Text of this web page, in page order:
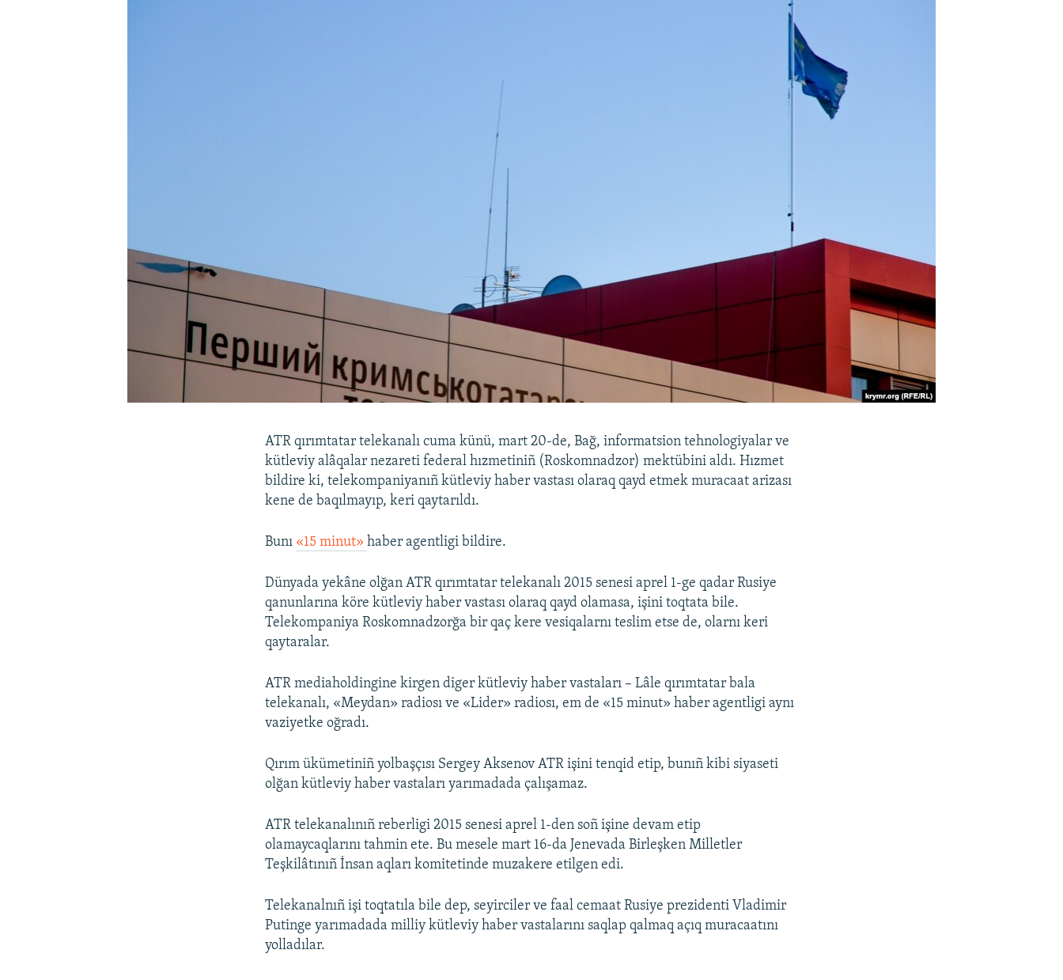
ATR qırımtatar telekanalı cuma künü, mart 20-de, Bağ, informatsion tehnologiyalar ve
kütleviy alâqalar nezareti federal hızmetiniñ (Roskomnadzor) mektübini aldı. Hızmet
bildire ki, telekompaniyanıñ kütleviy haber vastası olaraq qayd etmek muracaat arizası
kene de baqılmayıp, keri qaytarıldı.
Bunı «15 minut»haber agentligi bildire.
Dünyada yekâne olğan ATR qırımtatar telekanalı 2015 senesi aprel 1-ge qadar Rusiye
qanunlarına köre kütleviy haber vastası olaraq qayd olamasa, işini toqtata bile.
Telekompaniya Roskomnadzorğa bir qaç kere vesiqalarnı teslim etse de, olarnı keri
qaytaralar.
ATR mediaholdingine kirgen diger kütleviy haber vastaları – Lâle qırımtatar bala
telekanalı, «Meydan» radiosı ve «Lider» radiosı, em de «15 minut» haber agentligi aynı
vaziyetke oğradı.
Qırım ükümetiniñ yolbaşçısı Sergey Aksenov ATR işini tenqid etip, bunıñ kibi siyaseti
olğan kütleviy haber vastaları yarımadada çalışamaz.
ATR telekanalınıñ reberligi 2015 senesi aprel 1-den soñ işine devam etip
olamaycaqlarını tahmin ete. Bu mesele mart 16-da Jenevada Birleşken Milletler
Teşkilâtınıñ İnsan aqları komitetinde muzakere etilgen edi.
Telekanalnıñ işi toqtatıla bile dep, seyirciler ve faal cemaat Rusiye prezidenti Vladimir
Putinge yarımadada milliy kütleviy haber vastalarını saqlap qalmaq açıq muracaatını
yolladılar.